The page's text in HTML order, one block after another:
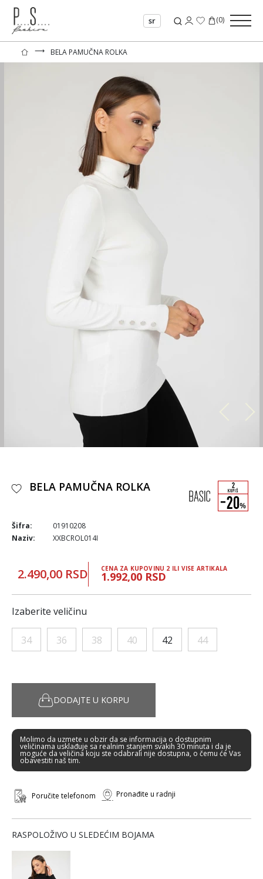
sr (0)
⟶ BELA PAMUČNA ROLKA
BELA PAMUČNA ROLKA
Šifra:
01910208
Naziv:
XXBCROL014I
2.490,00 RSD CENA ZA KUPOVINU 2 ILI VISE ARTIKALA
1.992,00 RSD
Izaberite veličinu
34 36 38 40 42 44
DODAJTE U KORPU
Molimo da uzmete u obzir da se informacija o dostupnim
veličinama usklađuje sa realnim stanjem svakih 30 minuta i da je
moguće da veličina koju ste odabrali nije dostupna, o čemu će Vas
obavestiti naš tim.
Poručite telefonom Pronađite u radnji
RASPOLOŽIVO U SLEDEĆIM BOJAMA